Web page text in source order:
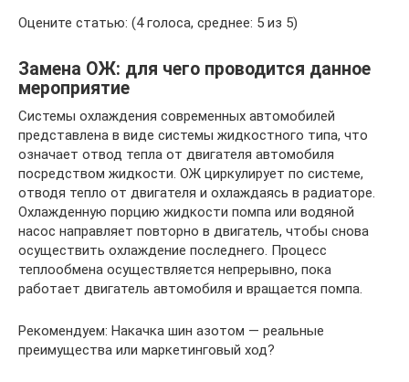
Оцените статью: (4 голоса, среднее: 5 из 5)
Замена ОЖ: для чего проводится данное
мероприятие
Системы охлаждения современных автомобилей
представлена в виде системы жидкостного типа, что
означает отвод тепла от двигателя автомобиля
посредством жидкости. ОЖ циркулирует по системе,
отводя тепло от двигателя и охлаждаясь в радиаторе.
Охлажденную порцию жидкости помпа или водяной
насос направляет повторно в двигатель, чтобы снова
осуществить охлаждение последнего. Процесс
теплообмена осуществляется непрерывно, пока
работает двигатель автомобиля и вращается помпа.
Рекомендуем: Накачка шин азотом — реальные
преимущества или маркетинговый ход?